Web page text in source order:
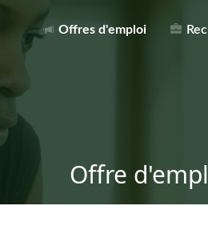
Offres d'emploi
Offre